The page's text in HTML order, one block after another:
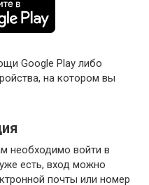
Google Play либо
на котором вы
необходимо войти в
есть, вход можно
почты или номер